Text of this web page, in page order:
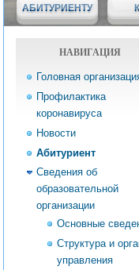
АБИТУРИЕНТУ
НАВИГАЦИЯ
Головная
Профилактика
коронавируса
Новости
Абитуриент
Сведения об
образовательной
организации
Основные
Структура и
управления